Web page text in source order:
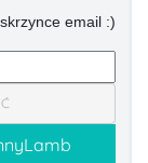
email :)